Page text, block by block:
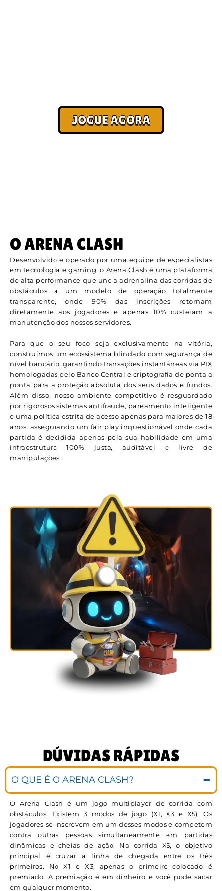
JOGUE AGORA
O ARENA CLASH
Desenvolvido e operado por uma equipe de especialistas
em tecnologia e gaming, o Arena Clash é uma plataforma
de alta performance que une a adrenalina das corridas de
obstáculos a um modelo de operação totalmente
transparente, onde 90% das inscrições retornam
diretamente aos jogadores e apenas 10% custeiam a
manutenção dos nossos servidores.
Para que o seu foco seja exclusivamente na vitória,
construímos um ecossistema blindado com segurança de
nível bancário, garantindo transações instantâneas via PIX
homologadas pelo Banco Central e criptografia de ponta a
ponta para a proteção absoluta dos seus dados e fundos.
Além disso, nosso ambiente competitivo é resguardado
por rigorosos sistemas antifraude, pareamento inteligente
e uma política estrita de acesso apenas para maiores de 18
anos, assegurando um fair play inquestionável onde cada
partida é decidida apenas pela sua habilidade em uma
infraestrutura 100% justa, auditável e livre de
manipulações.
DÚVIDAS RÁPIDAS
O QUE É O ARENA CLASH?
O Arena Clash é um jogo multiplayer de corrida com
obstáculos. Existem 3 modos de jogo (X1, X3 e X5). Os
jogadores se inscrevem em um desses modos e competem
contra outras pessoas simultaneamente em partidas
dinâmicas e cheias de ação. Na corrida X5, o objetivo
principal é cruzar a linha de chegada entre os três
primeiros. No X1 e X3, apenas o primeiro colocado é
premiado. A premiação é em dinheiro e você pode sacar
em qualquer momento.